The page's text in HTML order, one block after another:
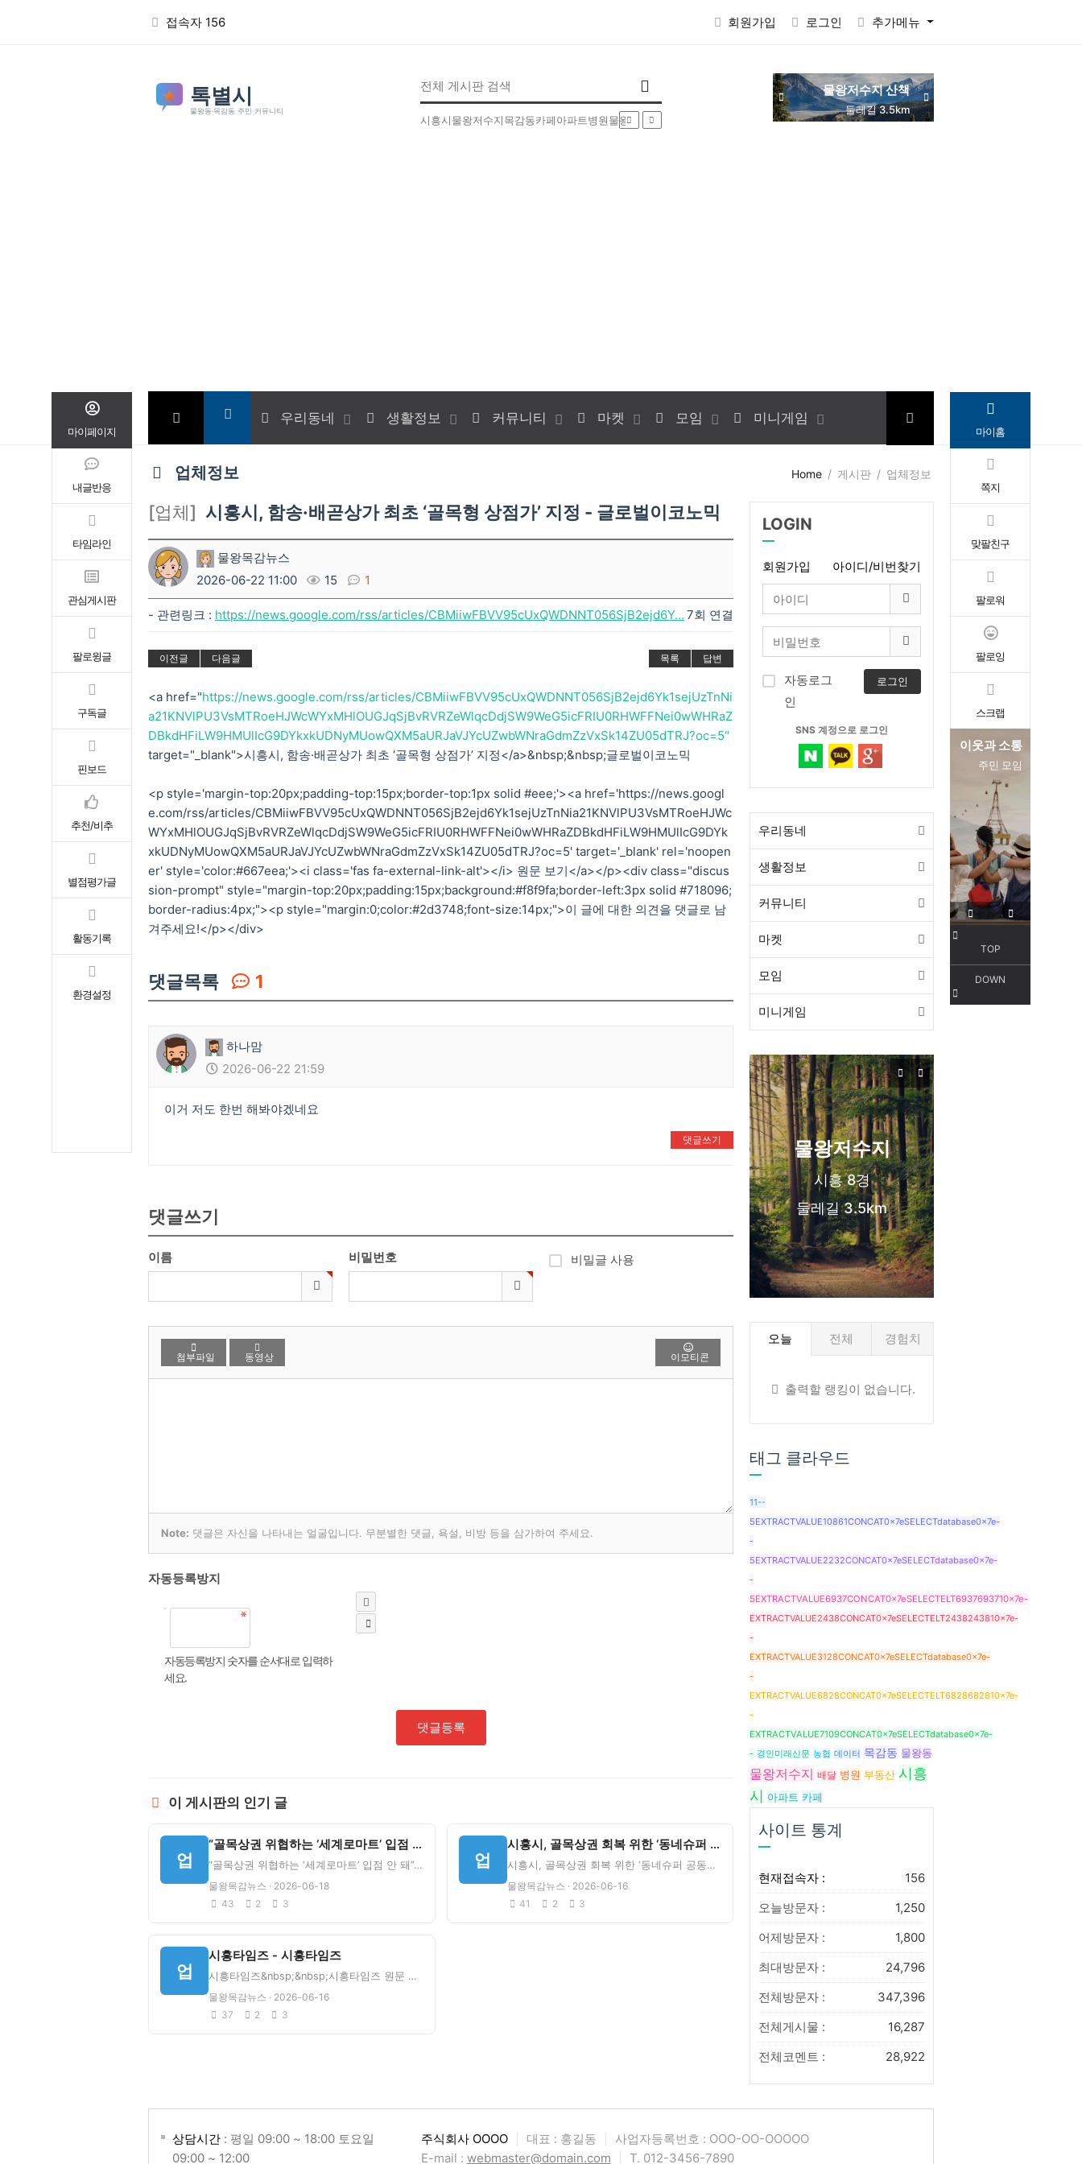
접속자 156
회원가입 로그인 추가메뉴
인기검색어
시흥시물왕저수지목감동카페아파트병원물왕동 부동산 5EXTRACTVALUE6937CONCAT0x7eSELECTELT6937693710x7e-
물왕저수지 산책
둘레길 3.5km
우리동네 생활정보 커뮤니티 마켓 모임 미니게임
업체정보 Home 게시판 업체정보
마이페이지
내글반응
타임라인
관심게시판
팔로윙글
구독글
핀보드
추천/비추
별점평가글
활동기록
환경설정
마이홈
쪽지
맞팔친구
팔로워
팔로잉
스크랩
이웃과 소통
주민 모임
편리한 교통
서해선
TOP
DOWN
[업체] 시흥시, 함송·배곧상가 최초 ‘골목형 상점가’ 지정 - 글로벌이코노믹
물왕목감뉴스
2026-06-22 11:00
15 1
- 관련링크 : https://news.google.com/rss/articles/CBMiiwFBVV95cUxQWDNNT056SjB2ejd6Y… 7회 연결
이전글 다음글 목록 답변
<a href="https://news.google.com/rss/articles/CBMiiwFBVV95cUxQWDNNT056SjB2ejd6Yk1sejUzTnNi
a21KNVlPU3VsMTRoeHJWcWYxMHlOUGJqSjBvRVRZeWlqcDdjSW9WeG5icFRIU0RHWFFNei0wWHRaZ
DBkdHFiLW9HMUlIcG9DYkxkUDNyMUowQXM5aURJaVJYcUZwbWNraGdmZzVxSk14ZU05dTRJ?oc=5"
target="_blank">시흥시, 함송·배곧상가 최초 ‘골목형 상점가’ 지정</a>&nbsp;&nbsp;글로벌이코노믹
<p style='margin-top:20px;padding-top:15px;border-top:1px solid #eee;'><a href='https://news.googl
e.com/rss/articles/CBMiiwFBVV95cUxQWDNNT056SjB2ejd6Yk1sejUzTnNia21KNVlPU3VsMTRoeHJWc
WYxMHlOUGJqSjBvRVRZeWlqcDdjSW9WeG5icFRIU0RHWFFNei0wWHRaZDBkdHFiLW9HMUlIcG9DYk
xkUDNyMUowQXM5aURJaVJYcUZwbWNraGdmZzVxSk14ZU05dTRJ?oc=5' target='_blank' rel='noopen
er' style='color:#667eea;'><i class='fas fa-external-link-alt'></i> 원문 보기</a></p><div class="discus
sion-prompt" style="margin-top:20px;padding:15px;background:#f8f9fa;border-left:3px solid #718096;
border-radius:4px;"><p style="margin:0;color:#2d3748;font-size:14px;">이 글에 대한 의견을 댓글로 남
겨주세요!</p></div>
댓글목록 1
하나맘
2026-06-22 21:59
이거 저도 한번 해봐야겠네요
👍 ❤️
댓글쓰기
댓글쓰기
이름 비밀번호 비밀글 사용
첨부파일 동영상 이모티콘
Note: 댓글은 자신을 나타내는 얼굴입니다. 무분별한 댓글, 욕설, 비방 등을 삼가하여 주세요.
자동등록방지
자동등록방지 숫자를 순서대로 입력하
세요.
댓글등록
이 게시판의 인기 글
업
“골목상권 위협하는 ‘세계로마트’ 입점 안 돼” - 시흥신문
“골목상권 위협하는 ‘세계로마트’ 입점 안 돼”&nbsp;&nbsp;시흥신문 원문 보기이 글에 대한 의견
물왕목감뉴스 · 2026-06-18
43
2 3
업
시흥시, 골목상권 회복 위한 ‘동네슈퍼 공동세일전’ - 현대일보
시흥시, 골목상권 회복 위한 ‘동네슈퍼 공동세일전’&nbsp;&nbsp;현대일보 원문 보기이 글에 대한
물왕목감뉴스 · 2026-06-16
41
2 3
업
시흥타임즈 - 시흥타임즈
시흥타임즈&nbsp;&nbsp;시흥타임즈 원문 보기이 글에 대한 의견을 댓글로 남겨주세요!
물왕목감뉴스 · 2026-06-16
37
2 3
LOGIN
회원가입 아이디/비번찾기
자동로그
인
로그인
SNS 계정으로 로그인
우리동네
생활정보
커뮤니티
마켓
모임
미니게임
물왕저수지
시흥 8경
둘레길 3.5km
오늘 전체 경험치
출력할 랭킹이 없습니다.
태그 클라우드
11--
5EXTRACTVALUE10861CONCAT0x7eSELECTdatabase0x7e-
-
5EXTRACTVALUE2232CONCAT0x7eSELECTdatabase0x7e-
-
5EXTRACTVALUE6937CONCAT0x7eSELECTELT6937693710x7e-
EXTRACTVALUE2438CONCAT0x7eSELECTELT2438243810x7e-
-
EXTRACTVALUE3128CONCAT0x7eSELECTdatabase0x7e-
-
EXTRACTVALUE6828CONCAT0x7eSELECTELT6828682810x7e-
-
EXTRACTVALUE7109CONCAT0x7eSELECTdatabase0x7e-
- 경인미래신문 농협 데이터 목감동 물왕동
물왕저수지 배달 병원 부동산 시흥
시 아파트 카페
사이트 통계
현재접속자 :
156
오늘방문자 :
1,250
어제방문자 :
1,800
최대방문자 :
24,796
전체방문자 :
347,396
전체게시물 :
16,287
전체코멘트 :
28,922
상담시간 : 평일 09:00 ~ 18:00 토요일
09:00 ~ 12:00
주식회사 OOOO 대표 : 홍길동
사업자등록번호 : OOO-OO-OOOOO
E-mail : webmaster@domain.com T. 012-3456-7890